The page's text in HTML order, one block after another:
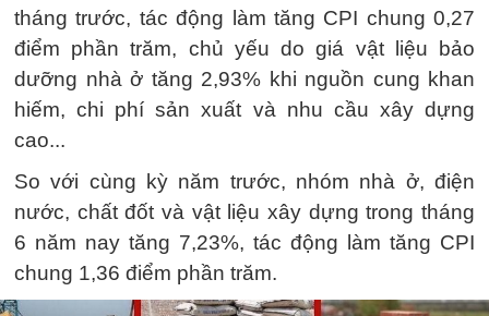
tháng trước, tác động làm tăng CPI chung 0,27
điểm phần trăm, chủ yếu do giá vật liệu bảo
dưỡng nhà ở tăng 2,93% khi nguồn cung khan
hiếm, chi phí sản xuất và nhu cầu xây dựng
cao...
So với cùng kỳ năm trước, nhóm nhà ở, điện
nước, chất đốt và vật liệu xây dựng trong tháng
6 năm nay tăng 7,23%, tác động làm tăng CPI
chung 1,36 điểm phần trăm.